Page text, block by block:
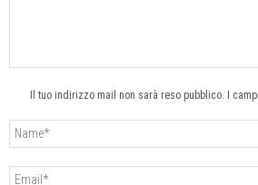
Il tuo indirizzo mail non sarà reso pubblico. I